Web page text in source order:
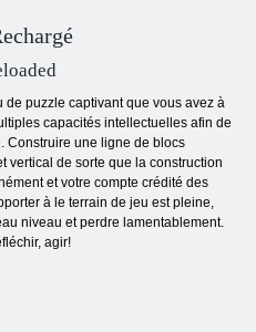
de puzzle captivant que vous avez à
capacités intellectuelles afin de
Construire une ligne de blocs
vertical de sorte que la construction
et votre compte crédité des
à le terrain de jeu est pleine,
niveau et perdre lamentablement.
agir!